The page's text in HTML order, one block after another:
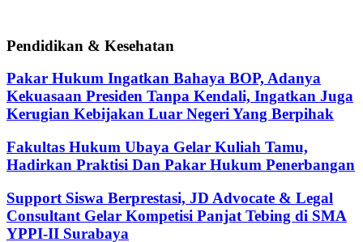
Pendidikan & Kesehatan
Pakar Hukum Ingatkan Bahaya BOP, Adanya
Kekuasaan Presiden Tanpa Kendali, Ingatkan Juga
Kerugian Kebijakan Luar Negeri Yang Berpihak
Fakultas Hukum Ubaya Gelar Kuliah Tamu,
Hadirkan Praktisi Dan Pakar Hukum Penerbangan
Support Siswa Berprestasi, JD Advocate & Legal
Consultant Gelar Kompetisi Panjat Tebing di SMA
YPPI-II Surabaya